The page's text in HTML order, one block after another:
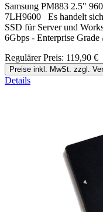
Samsung PM883 2.5"
7LH9600 Es handelt
SSD für Server und
6Gbps - Enterprise
Regulärer Preis: 119,90 €
Preise inkl. MwSt. zzgl.
Details